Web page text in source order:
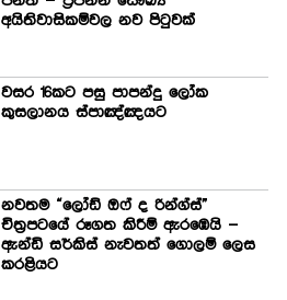
අයිතිවාසිකම්වල නව පිටුවක්
වසර 16කට පසු පාපන්දු ලෝක
කුසලානය ස්පාඤ්ඤයට
නවතම “ලෝඩ් ඔෆ් ද රින්ග්ස්”
චිත්‍රපටයේ රූගත කිරීම් ඇරඹෙයි –
ඇන්ඩි සර්කිස් නැවතත් ගොලම් ලෙස
කරළියට